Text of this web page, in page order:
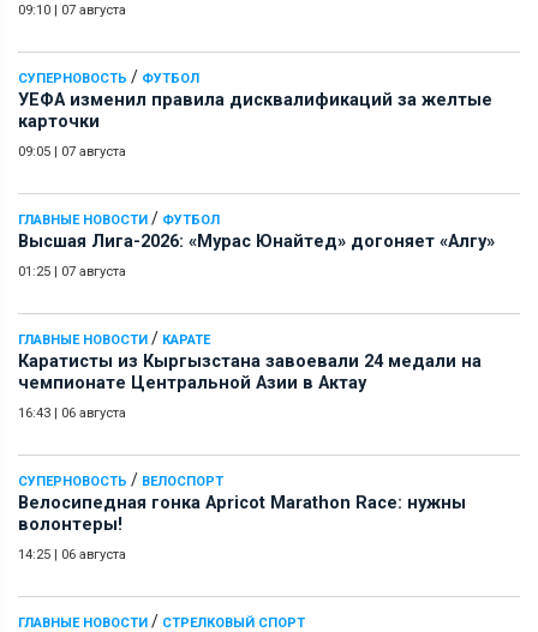
09:10 | 07 августа
СУПЕРНОВОСТЬ / ФУТБОЛ
УЕФА изменил правила дисквалификаций за желтые
карточки
09:05 | 07 августа
ГЛАВНЫЕ НОВОСТИ / ФУТБОЛ
Высшая Лига-2026: «Мурас Юнайтед» догоняет «Алгу»
01:25 | 07 августа
ГЛАВНЫЕ НОВОСТИ / КАРАТЕ
Каратисты из Кыргызстана завоевали 24 медали на
чемпионате Центральной Азии в Актау
16:43 | 06 августа
СУПЕРНОВОСТЬ / ВЕЛОСПОРТ
Велосипедная гонка Apricot Marathon Race: нужны
волонтеры!
14:25 | 06 августа
ГЛАВНЫЕ НОВОСТИ / СТРЕЛКОВЫЙ СПОРТ